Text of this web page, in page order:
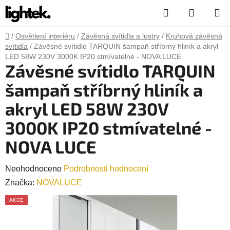
Přejít
na
obsah
Hledat
KOŠÍK
Domů
/ Osvětlení interiéru / Závěsná svítidla a lustry / Kruhová závěsná
svítidla / Závěsné svítidlo TARQUIN šampaň stříbrný hliník a akryl
LED 58W 230V 3000K IP20 stmívatelné - NOVA LUCE
Závěsné svítidlo TARQUIN
šampaň stříbrný hliník a
akryl LED 58W 230V
3000K IP20 stmívatelné -
NOVA LUCE
Průměrné
hodnocení
produktu
Neohodnoceno Podrobnosti hodnocení
Značka: NOVALUCE
AKCE